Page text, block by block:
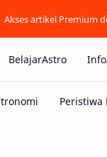
Akses artikel Premium
BelajarAstro